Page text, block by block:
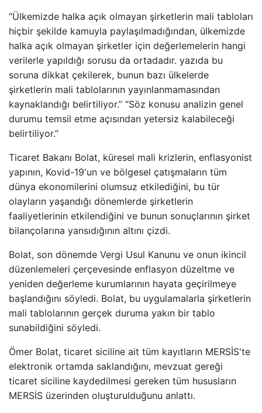
“Ülkemizde halka açık olmayan şirketlerin mali tabloları
hiçbir şekilde kamuyla paylaşılmadığından, ülkemizde
halka açık olmayan şirketler için değerlemelerin hangi
verilerle yapıldığı sorusu da ortadadır. yazıda bu
soruna dikkat çekilerek, bunun bazı ülkelerde
şirketlerin mali tablolarının yayınlanmamasından
kaynaklandığı belirtiliyor.” “Söz konusu analizin genel
durumu temsil etme açısından yetersiz kalabileceği
belirtiliyor.”
Ticaret Bakanı Bolat, küresel mali krizlerin, enflasyonist
yapının, Kovid-19'un ve bölgesel çatışmaların tüm
dünya ekonomilerini olumsuz etkilediğini, bu tür
olayların yaşandığı dönemlerde şirketlerin
faaliyetlerinin etkilendiğini ve bunun sonuçlarının şirket
bilançolarına yansıdığının altını çizdi.
Bolat, son dönemde Vergi Usul Kanunu ve onun ikincil
düzenlemeleri çerçevesinde enflasyon düzeltme ve
yeniden değerleme kurumlarının hayata geçirilmeye
başlandığını söyledi. Bolat, bu uygulamalarla şirketlerin
mali tablolarının gerçek duruma yakın bir tablo
sunabildiğini söyledi.
Ömer Bolat, ticaret siciline ait tüm kayıtların MERSİS'te
elektronik ortamda saklandığını, mevzuat gereği
ticaret siciline kaydedilmesi gereken tüm hususların
MERSİS üzerinden oluşturulduğunu anlattı.